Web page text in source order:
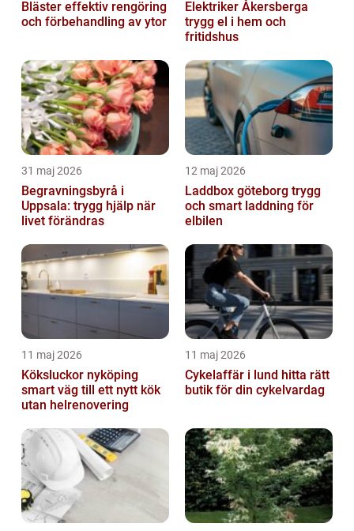
Bläster effektiv rengöring
och förbehandling av ytor
Elektriker Åkersberga
trygg el i hem och
fritidshus
31 maj 2026
Begravningsbyrå i
Uppsala: trygg hjälp när
livet förändras
12 maj 2026
Laddbox göteborg trygg
och smart laddning för
elbilen
11 maj 2026
Köksluckor nyköping
smart väg till ett nytt kök
utan helrenovering
11 maj 2026
Cykelaffär i lund hitta rätt
butik för din cykelvardag